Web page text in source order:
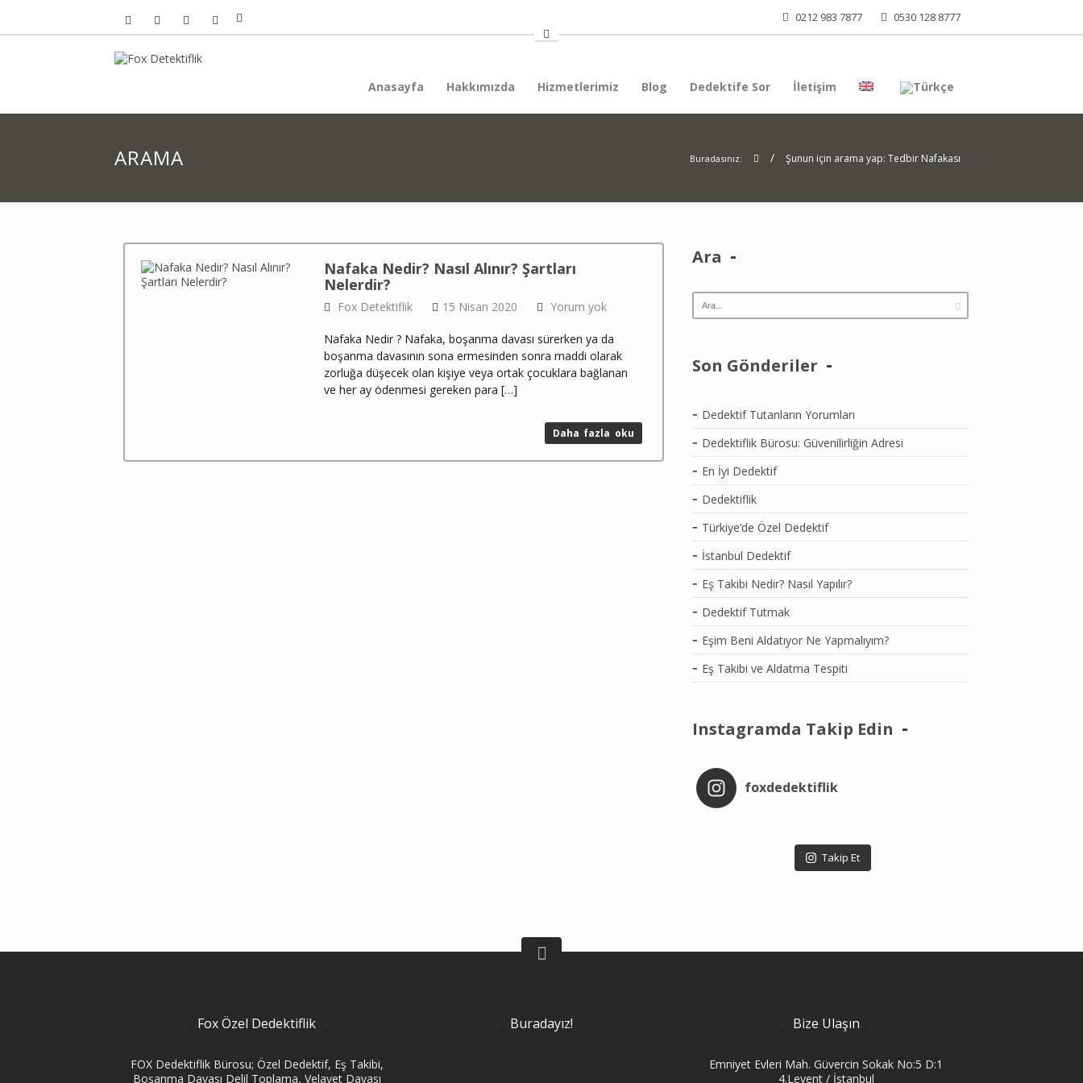
0212 983 7877 0530 128 8777
Anasayfa Hakkımızda Hizmetlerimiz Blog Dedektife Sor İletişim
ARAMA Buradasınız: / Şunun için arama yap: Tedbir Nafakası
Nafaka Nedir? Nasıl Alınır? Şartları
Nelerdir?
Fox Detektiflik 15 Nisan 2020 Yorum yok
Nafaka Nedir ? Nafaka, boşanma davası sürerken ya da
boşanma davasının sona ermesinden sonra maddi olarak
zorluğa düşecek olan kişiye veya ortak çocuklara bağlanan
ve her ay ödenmesi gereken para […]
Daha fazla oku
Ara
Son Gönderiler
Dedektif Tutanların Yorumları
Dedektiflik Bürosu: Güvenilirliğin Adresi
En İyi Dedektif
Dedektiflik
Türkiye’de Özel Dedektif
İstanbul Dedektif
Eş Takibi Nedir? Nasıl Yapılır?
Dedektif Tutmak
Eşim Beni Aldatıyor Ne Yapmalıyım?
Eş Takibi ve Aldatma Tespiti
Instagramda Takip Edin
foxdedektiflik
Takip Et
Fox Özel Dedektiflik
FOX Dedektiflik Bürosu; Özel Dedektif, Eş Takibi,
Boşanma Davası Delil Toplama, Velayet Davası
Buradayız! Bize Ulaşın
Emniyet Evleri Mah. Güvercin Sokak No:5 D:1
4.Levent / İstanbul